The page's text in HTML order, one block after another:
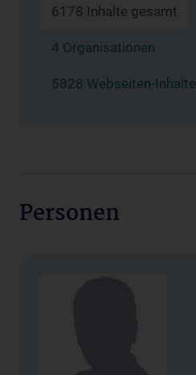
6178 Inhalte gesamt
4 Organisationen
5828 Webseiten-Inhalte
Personen